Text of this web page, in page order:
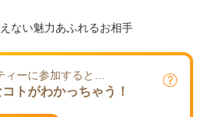
ない魅力あふれるお相手
ィーに参加すると…
トがわかっちゃう！